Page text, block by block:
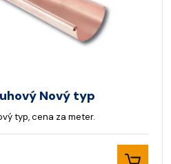
Nový typ
typ, cena za meter.